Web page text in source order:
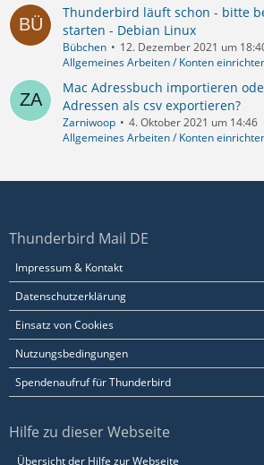
Thunderbird läuft schon - bitte
starten - Debian Linux
Bübchen
12. Dezember 2021 um
Allgemeines Arbeiten / Konten
Mac Adressbuch importieren
Adressen als csv exportieren?
Zarniwoop
4. Oktober 2021 um 14:46
Allgemeines Arbeiten / Konten
Thunderbird Mail DE
Impressum & Kontakt
Datenschutzerklärung
Einsatz von Cookies
Nutzungsbedingungen
Spendenaufruf für Thunderbird
Hilfe zu dieser Webseite
Übersicht der Hilfe zur Webseite